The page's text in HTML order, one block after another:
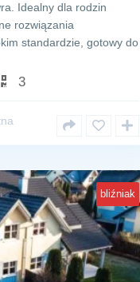
Idealny dla rodzin
rozwiązania
standardzie, gotowy do
3
bliźniak